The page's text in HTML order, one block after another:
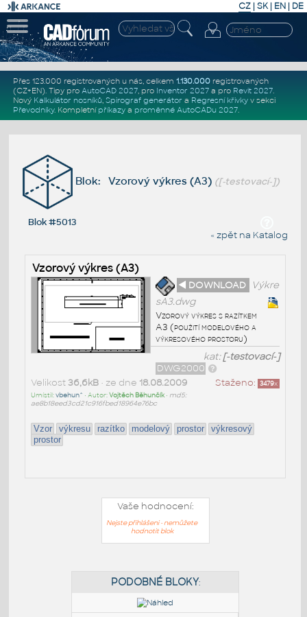
CZ | SK| EN | DE
Přes 123.000 registrovaných u nás, celkem 1.130.000registrovaných
(CZ+EN). Tipy pro AutoCAD 2027, pro Inventor 2027a pro Revit 2027.
Nový Kalkulátor nosníků, Spirograf generátor a Regresní křivkyv sekci
Převodníky. Kompletní příkazya proměnné AutoCADu 2027.
Blok: Vzorový výkres (A3) ([-testovací-])
Blok #5013
« zpět na Katalog
Vzorový výkres (A3)
◄ DOWNLOAD
Výkre
sA3.dwg
Vzorový výkres s razítkem
A3 (použití modelového a
výkresového prostoru)
kat:[-testovací-]
DWG2000
Staženo: 3479x
Velikost36,6kB• ze dne 18.08.2009
Umístil:vbehun^ • Autor:Vojtěch Běhunčík• md5:
ae8b18eed3cd21c916fbed18964e76bc
Vzor výkresu razítko modelový prostor
výkresový
prostor
Vaše hodnocení:
Nejste přihlášeni - nemůžete
hodnotit blok